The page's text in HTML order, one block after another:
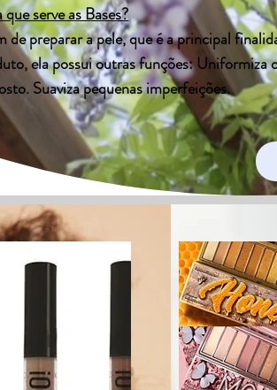
que serve as Bases?
de preparar a pele, que é a principal
ela possui outras funções: Uniformiza
Suaviza pequenas imperfeições.